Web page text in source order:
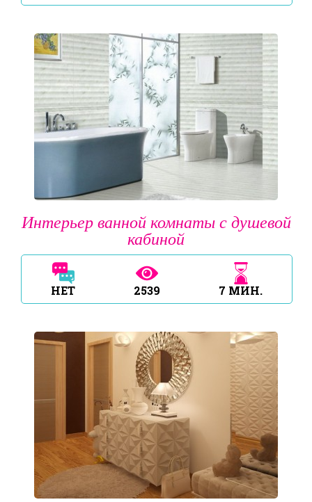
Интерьер ванной комнаты с душевой
кабиной
НЕТ 2539 7 МИН.